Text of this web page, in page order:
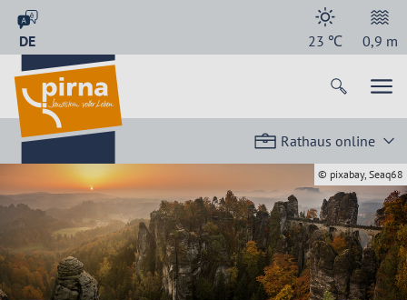
DE 23 ℃ 0,9 m
Rathaus online
© pixabay, Seaq68